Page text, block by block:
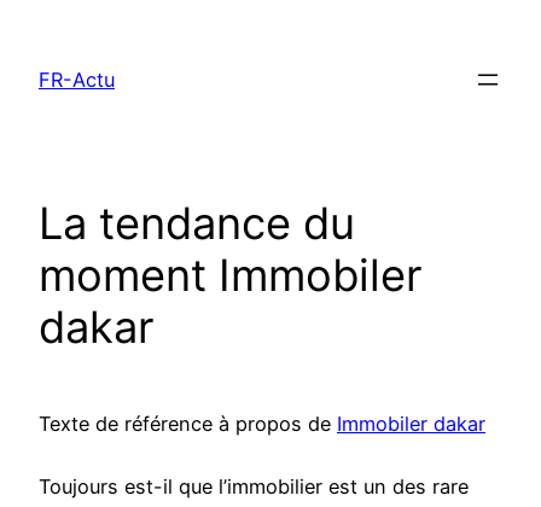
contenu
FR-Actu
La tendance du
moment Immobiler
dakar
Texte de référence à propos de Immobiler dakar
Toujours est-il que l’immobilier est un des rare